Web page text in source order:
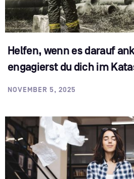
Helfen, wenn es darauf
engagierst du dich im
NOVEMBER 5, 2025